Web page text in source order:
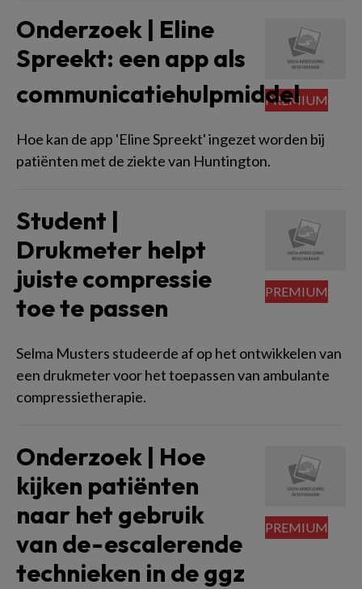
Onderzoek | Eline
Spreekt: een app als
communicatiehulpmiddel
Hoe kan de app 'Eline Spreekt' ingezet worden bij
patiënten met de ziekte van Huntington.
Student |
Drukmeter helpt
juiste compressie
toe te passen
Selma Musters studeerde af op het ontwikkelen van
een drukmeter voor het toepassen van ambulante
compressietherapie.
Onderzoek | Hoe
kijken patiënten
naar het gebruik
van de-escalerende
technieken in de ggz